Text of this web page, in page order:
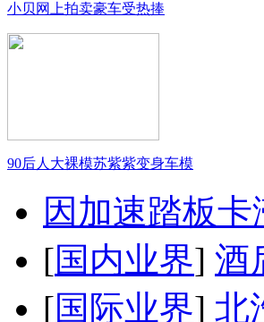
小贝网上拍卖豪车受热捧
90后人大裸模苏紫紫变身车模
因加速踏板
[国内业界] 酒
[国际业界] 北